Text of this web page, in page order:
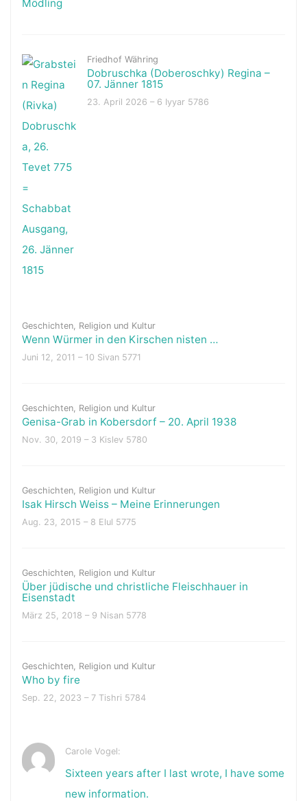
Friedhof Währing
Dobruschka (Doberoschky) Regina –
07. Jänner 1815
23. April 2026 – 6 Iyyar 5786
Geschichten, Religion und Kultur
Wenn Würmer in den Kirschen nisten …
Juni 12, 2011 – 10 Sivan 5771
Geschichten, Religion und Kultur
Genisa-Grab in Kobersdorf – 20. April 1938
Nov. 30, 2019 – 3 Kislev 5780
Geschichten, Religion und Kultur
Isak Hirsch Weiss – Meine Erinnerungen
Aug. 23, 2015 – 8 Elul 5775
Geschichten, Religion und Kultur
Über jüdische und christliche Fleischhauer in
Eisenstadt
März 25, 2018 – 9 Nisan 5778
Geschichten, Religion und Kultur
Who by fire
Sep. 22, 2023 – 7 Tishri 5784
Carole Vogel:
Sixteen years after I last wrote, I have some
new information.